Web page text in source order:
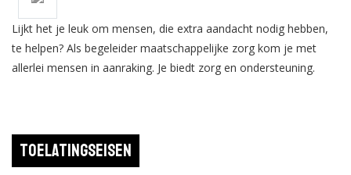
Lijkt het je leuk om mensen, die extra aandacht nodig hebben,
te helpen? Als begeleider maatschappelijke zorg kom je met
allerlei mensen in aanraking. Je biedt zorg en ondersteuning.
Toelatingseisen